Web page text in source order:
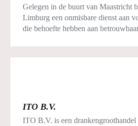
Gelegen in de buurt van Maastricht
Limburg een onmisbare dienst aan
die behoefte hebben aan
ITO B.V.
ITO B.V. is een drankengroothandel